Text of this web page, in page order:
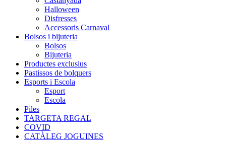
Halloween
Disfresses
Accessoris Carnaval
Bolsos i bijuteria
Bolsos
Bijuteria
Productes exclusius
Pastissos de bolquers
Esports i Escola
Esport
Escola
Piles
TARGETA REGAL
COVID
CATÀLEG JOGUINES